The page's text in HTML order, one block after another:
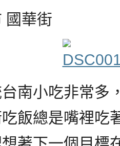
國華街
南小吃非常多
飯總是嘴裡吃